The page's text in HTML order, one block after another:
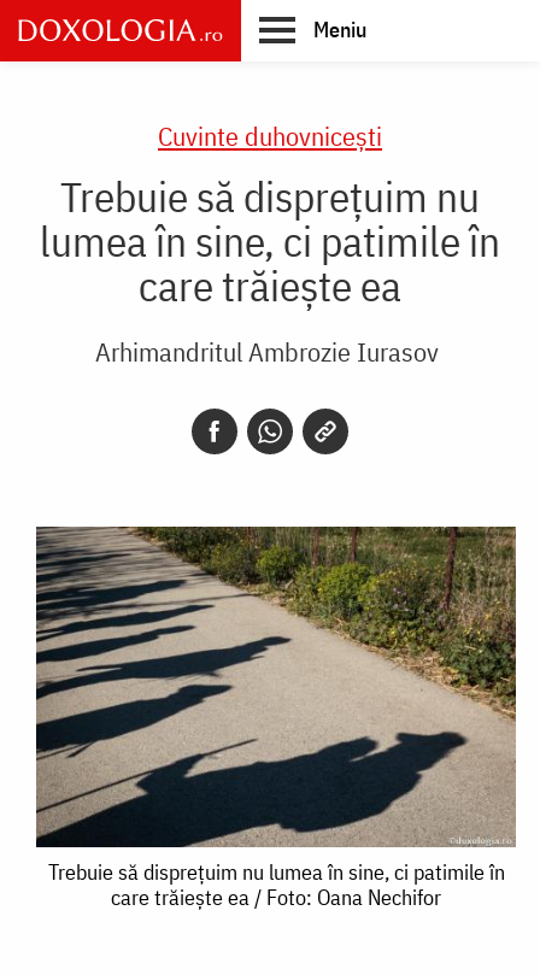
Skip
to
main
Meniu
Cuvinte duhovnicești
Trebuie să disprețuim nu
lumea în sine, ci patimile în
care trăiește ea
Arhimandritul Ambrozie Iurasov
Trebuie
Trebuie să disprețuim nu lumea în sine, ci patimile în
care trăiește ea / Foto: Oana Nechifor